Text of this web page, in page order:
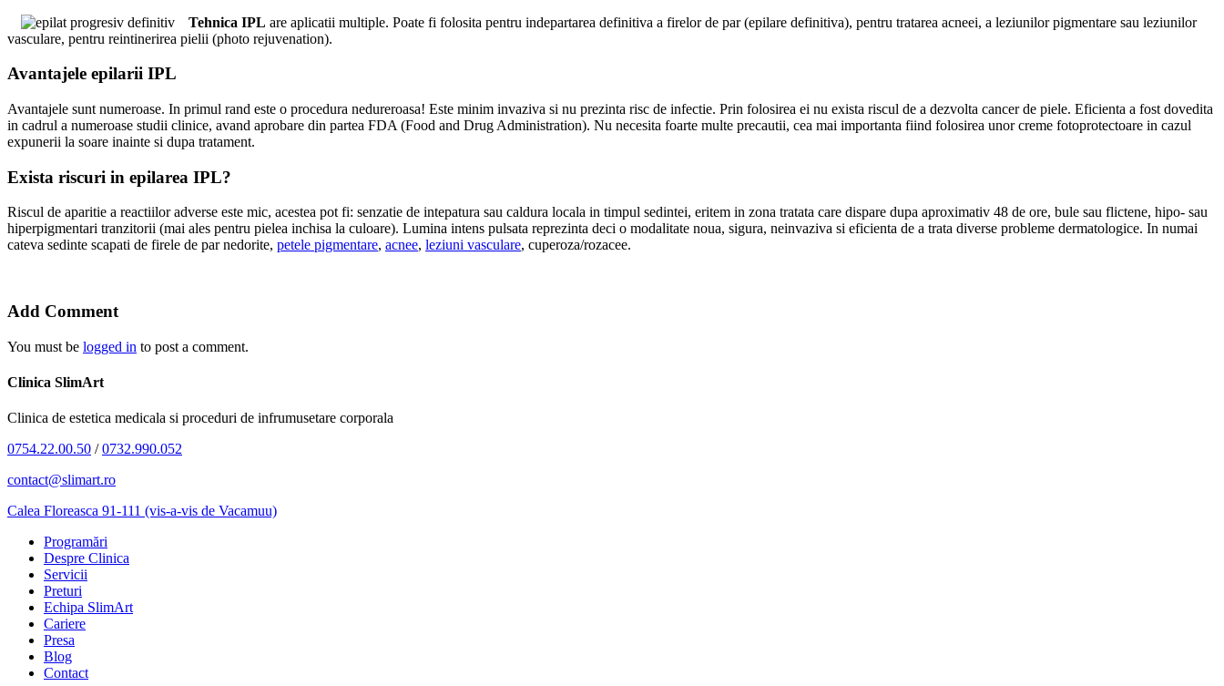
Tehnica IPL are aplicatii multiple. Poate fi folosita pentru indepartarea definitiva a firelor de par (epilare definitiva), pentru tratarea acneei, a leziunilor pigmentare sau leziunilor
vasculare, pentru reintinerirea pielii (photo rejuvenation).
Avantajele epilarii IPL
Avantajele sunt numeroase. In primul rand este o procedura nedureroasa! Este minim invaziva si nu prezinta risc de infectie. Prin folosirea ei nu exista riscul de a dezvolta cancer de piele. Eficienta a fost dovedita
in cadrul a numeroase studii clinice, avand aprobare din partea FDA (Food and Drug Administration). Nu necesita foarte multe precautii, cea mai importanta fiind folosirea unor creme fotoprotectoare in cazul
expunerii la soare inainte si dupa tratament.
Exista riscuri in epilarea IPL?
Riscul de aparitie a reactiilor adverse este mic, acestea pot fi: senzatie de intepatura sau caldura locala in timpul sedintei, eritem in zona tratata care dispare dupa aproximativ 48 de ore, bule sau flictene, hipo- sau
hiperpigmentari tranzitorii (mai ales pentru pielea inchisa la culoare). Lumina intens pulsata reprezinta deci o modalitate noua, sigura, neinvaziva si eficienta de a trata diverse probleme dermatologice. In numai
cateva sedinte scapati de firele de par nedorite, petele pigmentare, acnee, leziuni vasculare, cuperoza/rozacee.
Add Comment
You must be logged in to post a comment.
Clinica SlimArt
Clinica de estetica medicala si proceduri de infrumusetare corporala
0754.22.00.50 /0732.990.052
contact@slimart.ro
Calea Floreasca 91-111 (vis-a-vis de Vacamuu)
Programări
Despre Clinica
Servicii
Preturi
Echipa SlimArt
Cariere
Presa
Blog
Contact